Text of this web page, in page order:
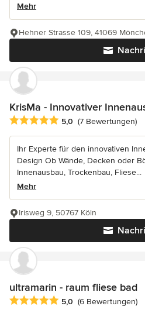
Mehr
Hehner Strasse 109, 41069
KrisMa - Innovativer
Durchschnittliche Bewertung: 5
5,0 (7 Bewertungen)
Ihr Experte für den innovativen
Design Ob Wände, Decken oder
Innenausbau, Trockenbau, Fliese...
Mehr
Irisweg 9, 50767 Köln
ultramarin - raum fliese bad
Durchschnittliche Bewertung: 5
5,0 (6 Bewertungen)